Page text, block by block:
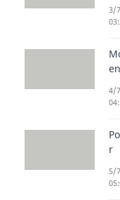
3/
en
4/
r
5/